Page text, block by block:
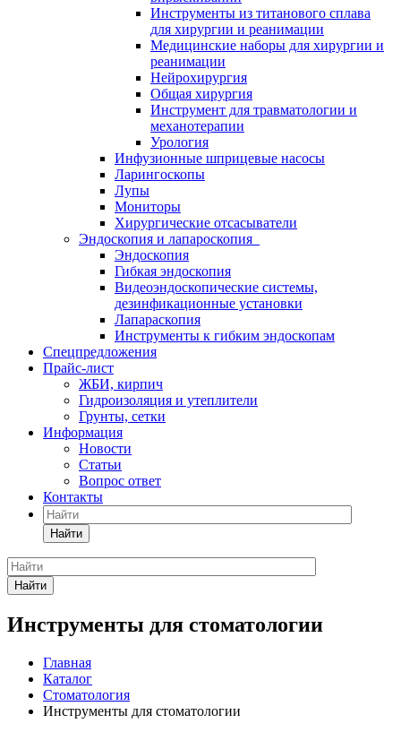
Инструменты из титанового сплава
для хирургии и реанимации
Медицинские наборы для хирургии и
реанимации
Нейрохирургия
Общая хирургия
Инструмент для травматологии и
механотерапии
Урология
Инфузионные шприцевые насосы
Ларингоскопы
Лупы
Мониторы
Хирургические отсасыватели
Эндоскопия и лапароскопия
Эндоскопия
Гибкая эндоскопия
Видеоэндоскопические системы,
дезинфикационные установки
Лапараскопия
Инструменты к гибким эндоскопам
Спецпредложения
Прайс-лист
ЖБИ, кирпич
Гидроизоляция и утеплители
Грунты, сетки
Информация
Новости
Статьи
Вопрос ответ
Контакты
Найти
Найти
Инструменты для стоматологии
Главная
Каталог
Стоматология
Инструменты для стоматологии